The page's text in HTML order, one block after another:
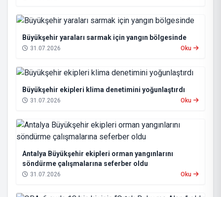
Büyükşehir yaraları sarmak için yangın bölgesinde
31.07.2026 Oku
Büyükşehir ekipleri klima denetimini yoğunlaştırdı
31.07.2026 Oku
Antalya Büyükşehir ekipleri orman yangınlarını
söndürme çalışmalarına seferber oldu
31.07.2026 Oku